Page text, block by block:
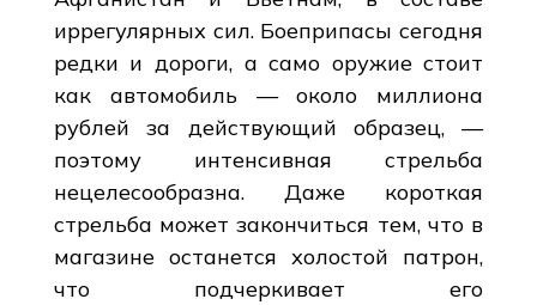
иррегулярных сил. Боеприпасы сегодня
редки и дороги, а само оружие стоит
как автомобиль — около миллиона
рублей за действующий образец, —
поэтому интенсивная стрельба
нецелесообразна. Даже короткая
стрельба может закончиться тем, что в
магазине останется холостой патрон,
что подчеркивает его